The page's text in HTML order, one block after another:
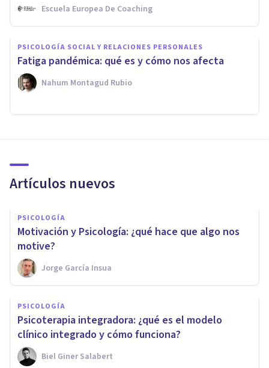
Escuela Europea De Coaching
PSICOLOGÍA SOCIAL Y RELACIONES PERSONALES
Fatiga pandémica: qué es y cómo nos afecta
Nahum Montagud Rubio
Artículos nuevos
PSICOLOGÍA
Motivación y Psicología: ¿qué hace que algo nos
motive?
Jorge García Insua
PSICOLOGÍA
Psicoterapia integradora: ¿qué es el modelo
clínico integrado y cómo funciona?
Biel Giner Salabert